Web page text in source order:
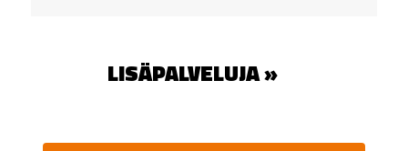
LISÄPALVELUJA »